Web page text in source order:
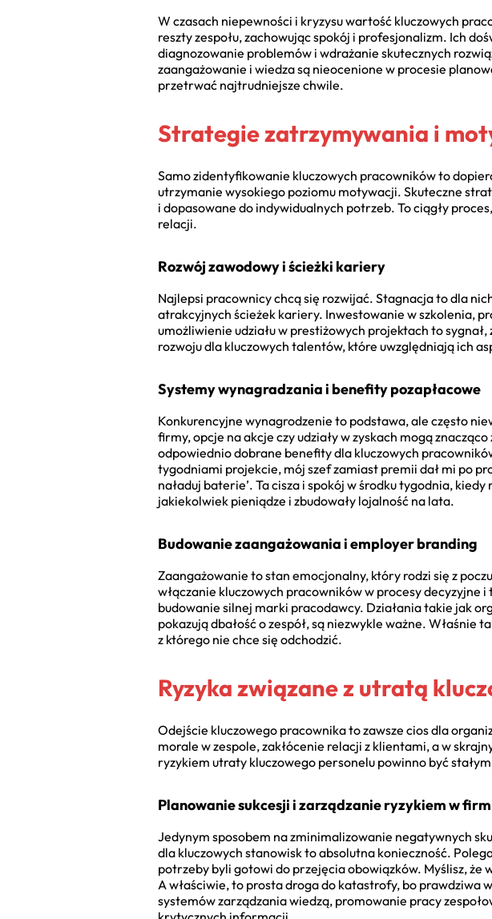
W czasach niepewności i kryzysu wartość kluczowych
reszty zespołu, zachowując spokój i profesjonalizm. Ich
diagnozowanie problemów i wdrażanie skutecznych
zaangażowanie i wiedza są nieocenione w procesie
przetrwać najtrudniejsze chwile.
Strategie zatrzymywania i
Samo zidentyfikowanie kluczowych pracowników to
utrzymanie wysokiego poziomu motywacji. Skuteczne
i dopasowane do indywidualnych potrzeb. To ciągły
relacji.
Rozwój zawodowy i ścieżki kariery
Najlepsi pracownicy chcą się rozwijać. Stagnacja to dla
atrakcyjnych ścieżek kariery. Inwestowanie w szkolenia,
umożliwienie udziału w prestiżowych projektach to
rozwoju dla kluczowych talentów, które uwzględniają ich
Systemy wynagradzania i benefity pozapłacowe
Konkurencyjne wynagrodzenie to podstawa, ale często
firmy, opcje na akcje czy udziały w zyskach mogą
odpowiednio dobrane benefity dla kluczowych
tygodniami projekcie, mój szef zamiast premii dał mi po
naładuj baterie’. Ta cisza i spokój w środku tygodnia,
jakiekolwiek pieniądze i zbudowały lojalność na lata.
Budowanie zaangażowania i employer branding
Zaangażowanie to stan emocjonalny, który rodzi się z
włączanie kluczowych pracowników w procesy
budowanie silnej marki pracodawcy. Działania takie jak
pokazują dbałość o zespół, są niezwykle ważne. Właśnie
z którego nie chce się odchodzić.
Ryzyka związane z utratą
Odejście kluczowego pracownika to zawsze cios dla
morale w zespole, zakłócenie relacji z klientami, a w
ryzykiem utraty kluczowego personelu powinno być
Planowanie sukcesji i zarządzanie ryzykiem w
Jedynym sposobem na zminimalizowanie negatywnych
dla kluczowych stanowisk to absolutna konieczność.
potrzeby byli gotowi do przejęcia obowiązków. Myślisz, że
A właściwie, to prosta droga do katastrofy, bo
systemów zarządzania wiedzą, promowanie pracy